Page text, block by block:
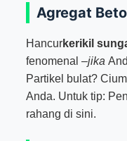
Agregat
Hancurkerikil
fenomenal –jika
Partikel bulat?
Anda. Untuk tip:
rahang di sini.